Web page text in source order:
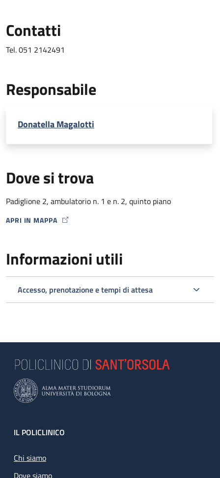
arteria epatica, arteria mesenterica superiore, arteria
EcocolorDoppler dei vasi del collo (carotidi, vertebrali,
Stroke)
Contatti
Tel. 051 2142491
Responsabile
Donatella Magalotti
Dove si trova
Padiglione 2, ambulatorio n. 1 e n. 2, quinto piano
APRI IN MAPPA
MAP ICON
Informazioni utili
Accesso, prenotazione e tempi di attesa
Footer
IL POLICLINICO
Chi siamo
Dove siamo